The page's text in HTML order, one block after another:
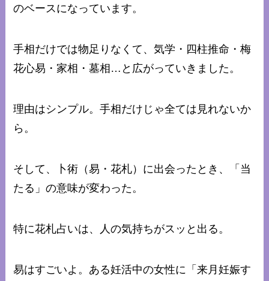
のベースになっています。
手相だけでは物足りなくて、気学・四柱推命・梅
花心易・家相・墓相…と広がっていきました。
理由はシンプル。手相だけじゃ全ては見れないか
ら。
そして、卜術（易・花札）に出会ったとき、「当
たる」の意味が変わった。
特に花札占いは、人の気持ちがスッと出る。
易はすごいよ。ある妊活中の女性に「来月妊娠す